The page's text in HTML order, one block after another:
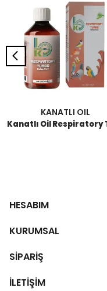
KANATLI OIL
HESABIM
KURUMSAL
SİPARİŞ
İLETİŞİM